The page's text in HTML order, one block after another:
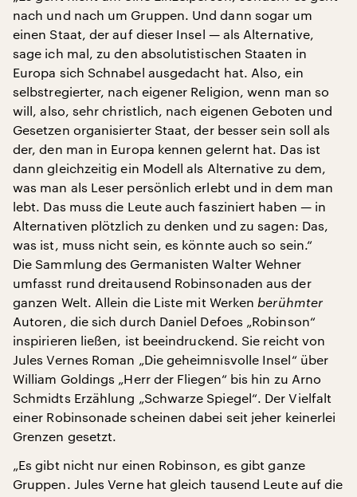
nach und nach um Gruppen. Und dann sogar um
einen Staat, der auf dieser Insel — als Alternative,
sage ich mal, zu den absolutistischen Staaten in
Europa sich Schnabel ausgedacht hat. Also, ein
selbstregierter, nach eigener Religion, wenn man so
will, also, sehr christlich, nach eigenen Geboten und
Gesetzen organisierter Staat, der besser sein soll als
der, den man in Europa kennen gelernt hat. Das ist
dann gleichzeitig ein Modell als Alternative zu dem,
was man als Leser persönlich erlebt und in dem man
lebt. Das muss die Leute auch fasziniert haben — in
Alternativen plötzlich zu denken und zu sagen: Das,
was ist, muss nicht sein, es könnte auch so sein.“
Die Sammlung des Germanisten Walter Wehner
umfasst rund dreitausend Robinsonaden aus der
ganzen Welt. Allein die Liste mit Werken berühmter
Autoren, die sich durch Daniel Defoes „Robinson“
inspirieren ließen, ist beeindruckend. Sie reicht von
Jules Vernes Roman „Die geheimnisvolle Insel“ über
William Goldings „Herr der Fliegen“ bis hin zu Arno
Schmidts Erzählung „Schwarze Spiegel“. Der Vielfalt
einer Robinsonade scheinen dabei seit jeher keinerlei
Grenzen gesetzt.
„Es gibt nicht nur einen Robinson, es gibt ganze
Gruppen. Jules Verne hat gleich tausend Leute auf die